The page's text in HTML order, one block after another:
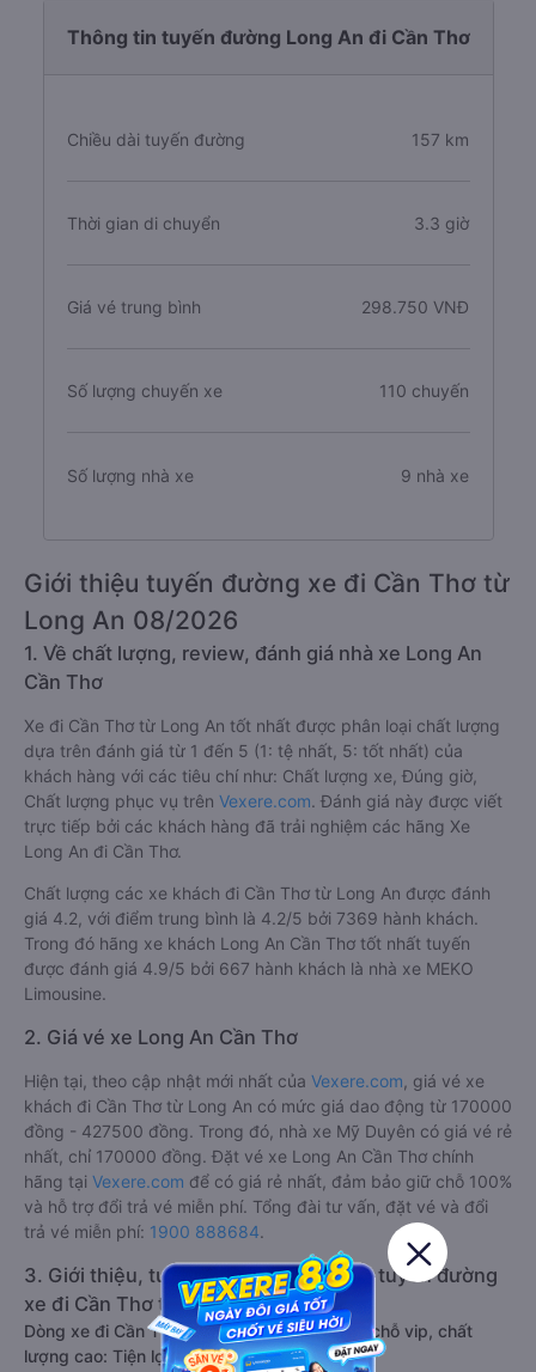
Thông tin tuyến đường Long An đi Cần Thơ
Chiều dài tuyến đường 157 km
Thời gian di chuyển 3.3 giờ
Giá vé trung bình 298.750 VNĐ
Số lượng chuyến xe 110 chuyến
Số lượng nhà xe 9 nhà xe
Giới thiệu tuyến đường xe đi Cần Thơ từ
Long An 08/2026
1. Về chất lượng, review, đánh giá nhà xe Long An
Cần Thơ
Xe đi Cần Thơ từ Long An tốt nhất được phân loại chất lượng
dựa trên đánh giá từ 1 đến 5 (1: tệ nhất, 5: tốt nhất) của
khách hàng với các tiêu chí như: Chất lượng xe, Đúng giờ,
Chất lượng phục vụ trên Vexere.com. Đánh giá này được viết
trực tiếp bởi các khách hàng đã trải nghiệm các hãng Xe
Long An đi Cần Thơ.
Chất lượng các xe khách đi Cần Thơ từ Long An được đánh
giá 4.2, với điểm trung bình là 4.2/5 bởi 7369 hành khách.
Trong đó hãng xe khách Long An Cần Thơ tốt nhất tuyến
được đánh giá 4.9/5 bởi 667 hành khách là nhà xe MEKO
Limousine.
2. Giá vé xe Long An Cần Thơ
Hiện tại, theo cập nhật mới nhất của Vexere.com , giá vé xe
khách đi Cần Thơ từ Long An có mức giá dao động từ 170000
đồng - 427500 đồng. Trong đó, nhà xe Mỹ Duyên có giá vé rẻ
nhất, chỉ 170000 đồng. Đặt vé xe Long An Cần Thơ chính
hãng tại Vexere.com để có giá rẻ nhất, đảm bảo giữ chỗ 100%
và hỗ trợ đổi trả vé miễn phí. Tổng đài tư vấn, đặt vé và đổi
trả vé miễn phí: 1900 888684.
3. Giới thiệu, tư vấn các dòng xe chạy tuyến đường
xe đi Cần Thơ từ Long An:
Dòng xe đi Cần Thơ từ Long An limousine 9 chỗ vip, chất
lượng cao: Tiện lợi, sang trọng